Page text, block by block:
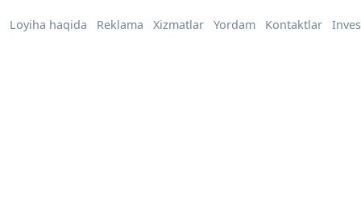
Loyiha haqida Reklama Xizmatlar Yordam Kontaktlar